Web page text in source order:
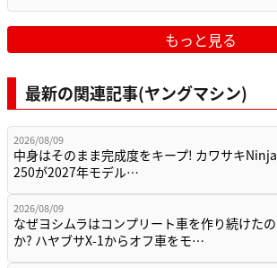
もっと見る
最新の関連記事(ヤングマシン)
2026/08/09
中身はそのまま完成度をキープ! カワサキNinja
250が2027年モデル…
2026/08/09
なぜヨシムラはコンプリート車を作り続けたの
か? ハヤブサX-1からオフ車をモ…